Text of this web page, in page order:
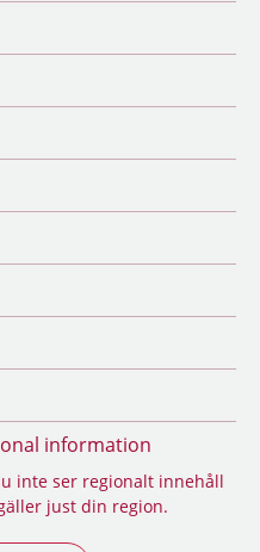
information
inte ser regionalt innehåll
just din region.